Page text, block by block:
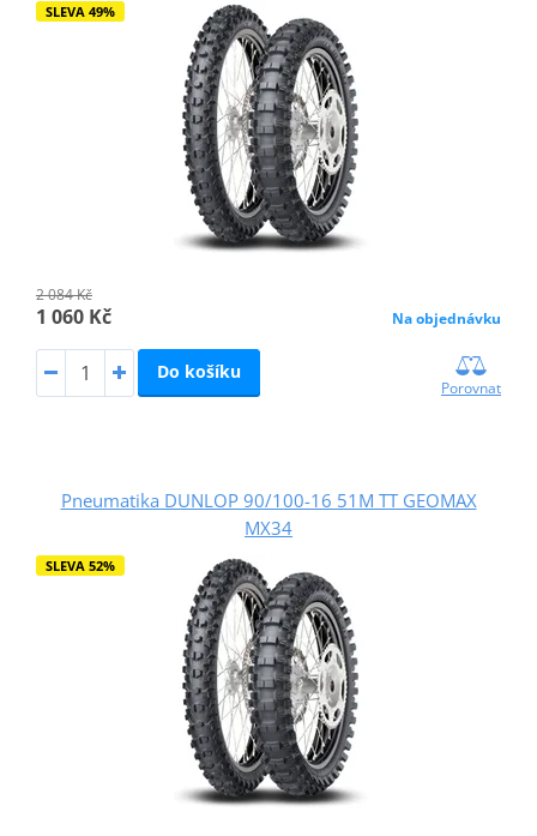
SLEVA 49%
2 084 Kč
1 060 Kč Na objednávku
Do košíku
Porovnat
Pneumatika DUNLOP 90/100-16 51M TT GEOMAX
MX34
SLEVA 52%